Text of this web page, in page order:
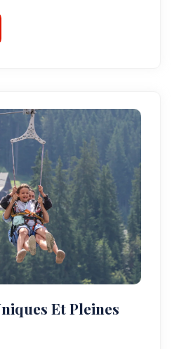
Et Pleines